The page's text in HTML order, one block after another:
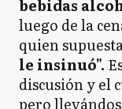
bebidas
luego de la
quien
le insinuó".
discusión y el
pero